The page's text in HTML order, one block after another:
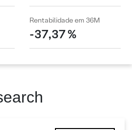
Rentabilidade em 36M
-37,37 %